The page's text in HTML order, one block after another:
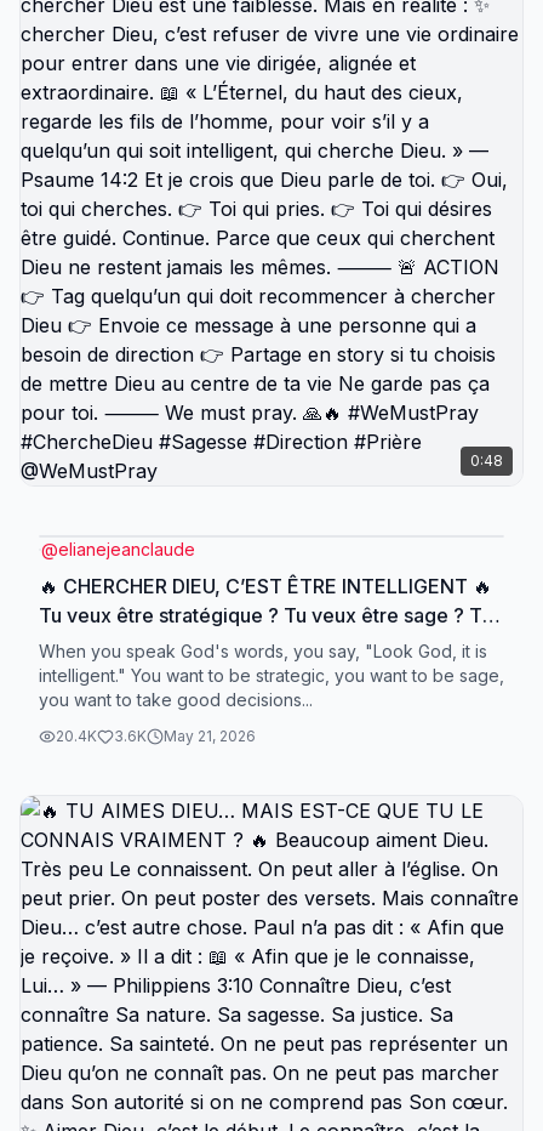
toi. ✨ Marche dans ta propre voie. Ton appel a
besoin de toute ton attention. ⸻ 🚨 ACTION 👉
Tag quelqu’un qui doit arrêter de se comparer 👉
Envoie ce message à une personne qui a perdu
son focus 👉 Partage en story si tu choisis de
rester aligné sur ta mission Ne garde pas ça pour
toi. ⸻ We must pray. 🙏🔥 #WeMustPray
#Focus #Comparaison #Alignement #Destinée
@WeMustPray
0:48
@elianejeanclaude
🔥 CHERCHER DIEU, C’EST ÊTRE INTELLIGENT 🔥
Tu veux être stratégique ? Tu veux être sage ? Tu
veux prendre de bonnes décisions ? 👉 Cherche
Dieu. Parce que les personnes qui cherchent Dieu
ne marchent pas dans l’aveugle. Elles ne décident
pas seules. Elles ne vivent pas au hasard. Elles ne
forme d’intelligence spirituelle. Le monde pense
que chercher Dieu est une faiblesse. Mais en
réalité : ✨ chercher Dieu, c’est refuser de vivre une
vie ordinaire pour entrer dans une vie dirigée,
alignée et extraordinaire. 📖 « L’Éternel, du haut
des cieux, regarde les fils de l’homme, pour voir
s’il y a quelqu’un qui soit intelligent, qui cherche
Dieu. » — Psaume 14:2 Et je crois que Dieu parle
de toi. 👉 Oui, toi qui cherches. 👉 Toi qui pries. 👉
Toi qui désires être guidé. Continue. Parce que
ceux qui cherchent Dieu ne restent jamais les
When you speak God's words, you say, "Look God, it is
intelligent." You want to be strategic, you want to be sage,
you want to take good decisions...
20.4K 3.6K May 21, 2026